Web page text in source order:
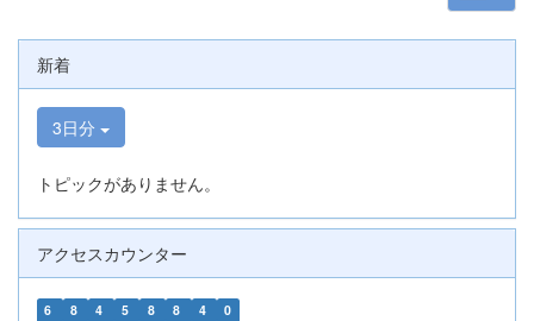
新着
3日分
トピックがありません。
アクセスカウンター
6 8 4 5 8 8 4 0